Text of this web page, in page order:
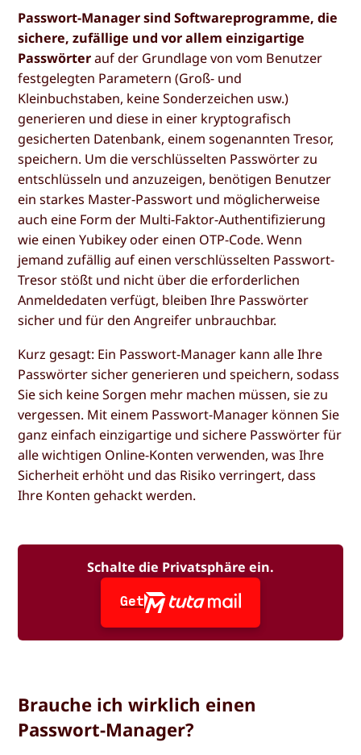
Passwort-Manager sind Softwareprogramme, die
sichere, zufällige und vor allem einzigartige
Passwörterauf der Grundlage von vom Benutzer
festgelegten Parametern (Groß- und
Kleinbuchstaben, keine Sonderzeichen usw.)
generieren und diese in einer kryptografisch
gesicherten Datenbank, einem sogenannten Tresor,
speichern. Um die verschlüsselten Passwörter zu
entschlüsseln und anzuzeigen, benötigen Benutzer
ein starkes Master-Passwort und möglicherweise
auch eine Form der Multi-Faktor-Authentifizierung
wie einen Yubikey oder einen OTP-Code. Wenn
jemand zufällig auf einen verschlüsselten Passwort-
Tresor stößt und nicht über die erforderlichen
Anmeldedaten verfügt, bleiben Ihre Passwörter
sicher und für den Angreifer unbrauchbar.
Kurz gesagt: Ein Passwort-Manager kann alle Ihre
Passwörter sicher generieren und speichern, sodass
Sie sich keine Sorgen mehr machen müssen, sie zu
vergessen. Mit einem Passwort-Manager können Sie
ganz einfach einzigartige und sichere Passwörter für
alle wichtigen Online-Konten verwenden, was Ihre
Sicherheit erhöht und das Risiko verringert, dass
Ihre Konten gehackt werden.
Schalte die Privatsphäre ein.
Get
Brauche ich wirklich einen
Passwort-Manager?